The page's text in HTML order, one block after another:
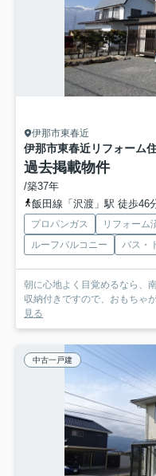
伊那市東春近
伊那市東春近リフォーム
過去掲載物件
/築37年
飯田線「沢渡」駅 徒歩46
プロパンガス リフォーム
ルーフバルコニー
バス・
朝に心地よく目覚めるなら、
収納付きですので、おもちゃ
見る
中古一戸建